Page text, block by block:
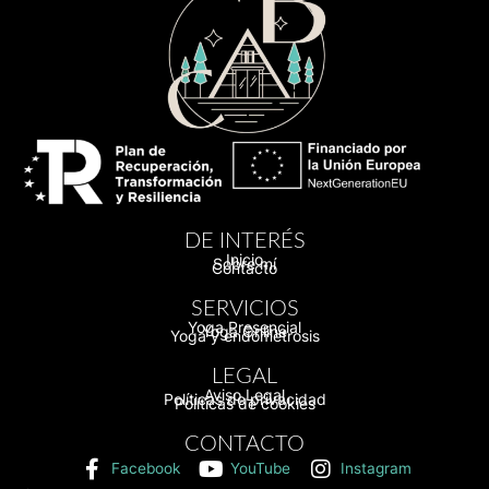
DE INTERÉS
Inicio
Sobre mí
Contacto
SERVICIOS
Yoga Presencial
Yoga Online
Yoga y endometrosis
LEGAL
Aviso Legal
Políticas de privacidad
Políticas de cookies
CONTACTO
Facebook YouTube Instagram